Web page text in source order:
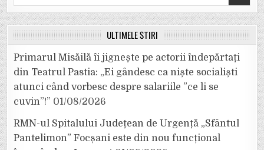
for:
ULTIMELE ȘTIRI
Primarul Misăilă îi jignește pe actorii îndepărtați
din Teatrul Pastia: „Ei gândesc ca niște socialiști
atunci când vorbesc despre salariile ”ce li se
cuvin”!” 01/08/2026
RMN-ul Spitalului Județean de Urgență „Sfântul
Pantelimon” Focșani este din nou funcțional